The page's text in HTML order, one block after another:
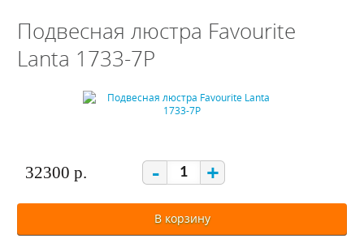
Подвесная люстра Favourite
Lanta 1733-7P
32300 р. - +
В корзину